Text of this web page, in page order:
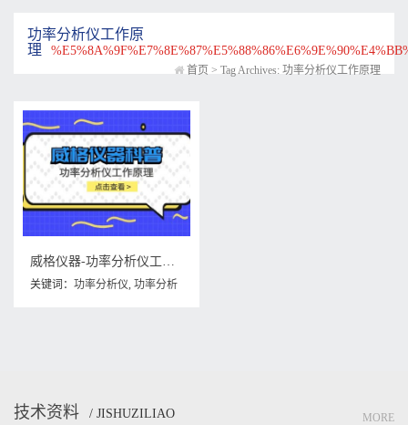
功率分析仪工作原
理
首页 > Tag Archives: 功率分析仪工作原理
威格仪器-功率分析仪工作原理
关键词： 功率分析仪, 功率分析
技术资料 / JISHUZILIAO MORE